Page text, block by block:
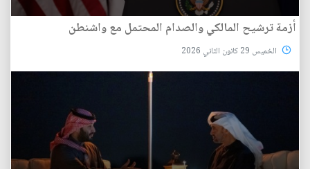
أزمة ترشيح المالكي والصدام المحتمل مع واشنطن
الخميس 29 كانون الثاني 2026